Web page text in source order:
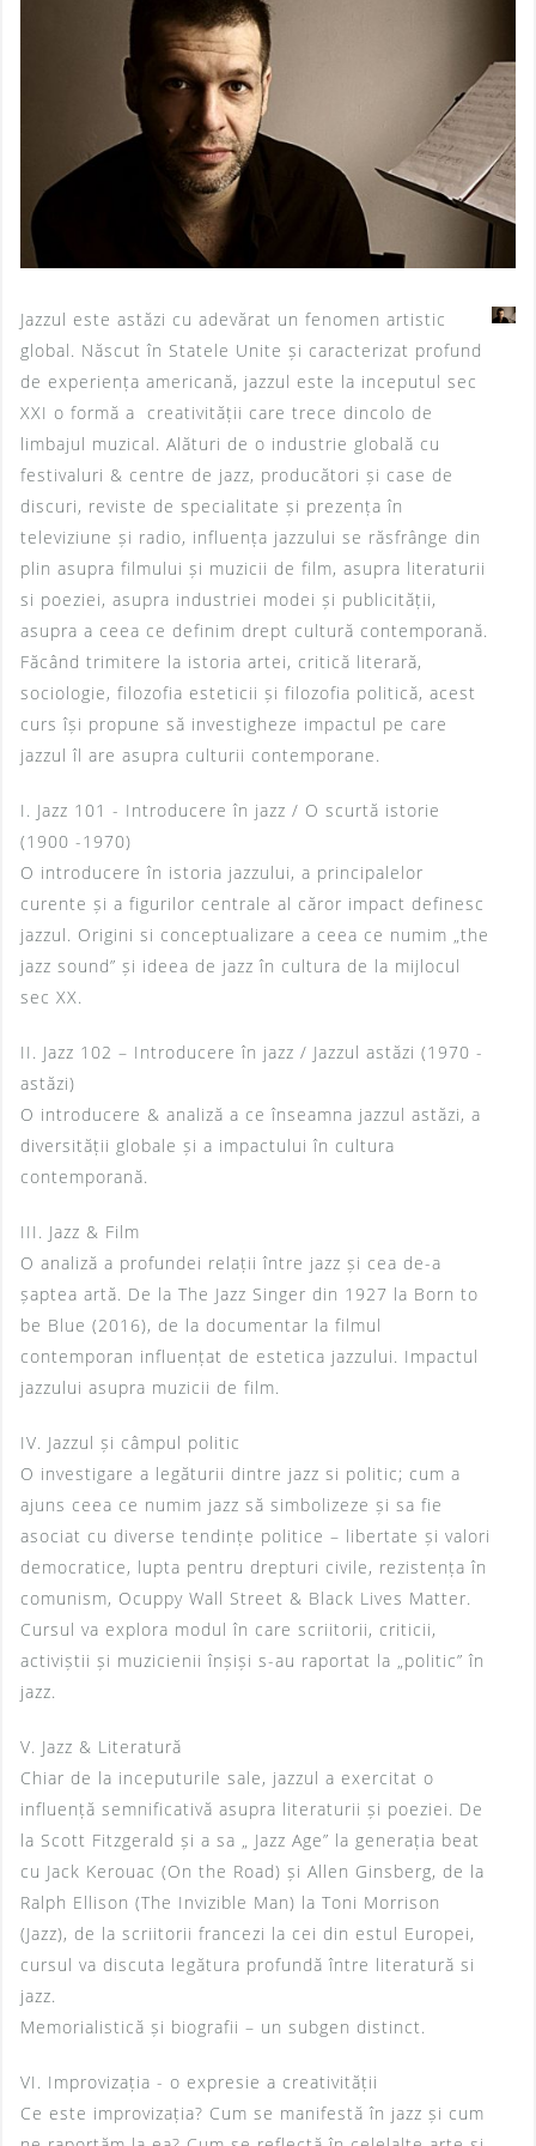
Jazzul este astăzi cu adevărat un fenomen artistic
global. Născut în Statele Unite și caracterizat profund
de experiența americană, jazzul este la inceputul sec
XXI o formă a creativității care trece dincolo de
limbajul muzical. Alături de o industrie globală cu
festivaluri & centre de jazz, producători și case de
discuri, reviste de specialitate și prezența în
televiziune și radio, influența jazzului se răsfrânge din
plin asupra filmului și muzicii de film, asupra literaturii
si poeziei, asupra industriei modei și publicității,
asupra a ceea ce definim drept cultură contemporană.
Făcând trimitere la istoria artei, critică literară,
sociologie, filozofia esteticii și filozofia politică, acest
curs își propune să investigheze impactul pe care
jazzul îl are asupra culturii contemporane.
I. Jazz 101 - Introducere în jazz / O scurtă istorie
(1900 -1970)
O introducere în istoria jazzului, a principalelor
curente și a figurilor centrale al căror impact definesc
jazzul. Origini si conceptualizare a ceea ce numim „the
jazz sound” și ideea de jazz în cultura de la mijlocul
sec XX.
II. Jazz 102 – Introducere în jazz / Jazzul astăzi (1970 -
astăzi)
O introducere & analiză a ce înseamna jazzul astăzi, a
diversității globale și a impactului în cultura
contemporană.
III. Jazz & Film
O analiză a profundei relații între jazz și cea de-a
șaptea artă. De la The Jazz Singer din 1927 la Born to
be Blue (2016), de la documentar la filmul
contemporan influențat de estetica jazzului. Impactul
jazzului asupra muzicii de film.
IV. Jazzul și câmpul politic
O investigare a legăturii dintre jazz si politic; cum a
ajuns ceea ce numim jazz să simbolizeze și sa fie
asociat cu diverse tendințe politice – libertate și valori
democratice, lupta pentru drepturi civile, rezistența în
comunism, Ocuppy Wall Street & Black Lives Matter.
Cursul va explora modul în care scriitorii, criticii,
activiștii și muzicienii înșiși s-au raportat la „politic” în
jazz.
V. Jazz & Literatură
Chiar de la inceputurile sale, jazzul a exercitat o
influență semnificativă asupra literaturii și poeziei. De
la Scott Fitzgerald și a sa „ Jazz Age” la generația beat
cu Jack Kerouac (On the Road) și Allen Ginsberg, de la
Ralph Ellison (The Invizible Man) la Toni Morrison
(Jazz), de la scriitorii francezi la cei din estul Europei,
cursul va discuta legătura profundă între literatură si
jazz.
Memorialistică și biografii – un subgen distinct.
VI. Improvizația - o expresie a creativității
Ce este improvizația? Cum se manifestă în jazz și cum